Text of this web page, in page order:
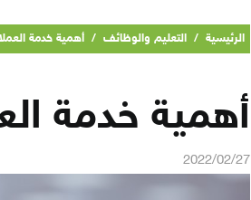
الرئيسية / التعليم والوظائف / أهمية خدمة
أهمية خدمة
2022/02/27